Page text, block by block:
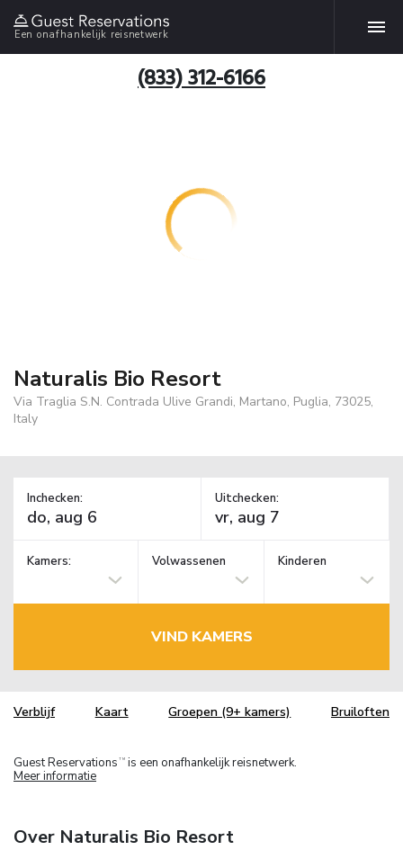
Een onafhankelijk reisnetwerk
(833) 312-6166
Naturalis Bio Resort
Via Traglia S.N. Contrada Ulive Grandi, Martano, Puglia, 73025,
Italy
Inchecken: Uitchecken:
Kamers: Volwassenen Kinderen
VIND KAMERS
Verblijf Kaart Groepen (9+ kamers) Bruiloften
Guest Reservations TM is een onafhankelijk reisnetwerk.
Meer informatie
Over Naturalis Bio Resort